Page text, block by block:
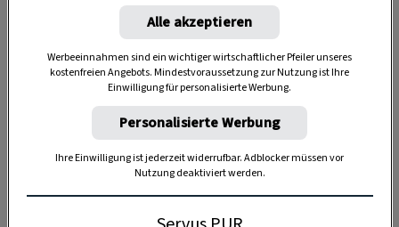
Alle akzeptieren
Werbeeinnahmen sind ein wichtiger wirtschaftlicher Pfeiler unseres
kostenfreien Angebots. Mindestvoraussetzung zur Nutzung ist Ihre
Einwilligung für personalisierte Werbung.
Personalisierte Werbung
Ihre Einwilligung ist jederzeit widerrufbar. Adblocker müssen vor
Nutzung deaktiviert werden.